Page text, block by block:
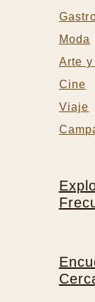
Moda
Arte
Cine
Viaje